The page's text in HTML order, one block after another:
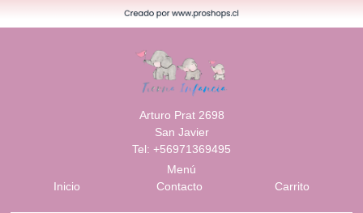
Arturo Prat 2698
San Javier
Tel: +56971369495
Menú
Inicio
Contacto Carrito